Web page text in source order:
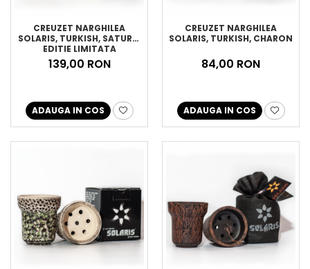
CREUZET NARGHILEA
SOLARIS, TURKISH, SATURN,
EDITIE LIMITATA
139,00 RON
ADAUGA IN COS
CREUZET NARGHILEA
SOLARIS, TURKISH, CHARON
84,00 RON
ADAUGA IN COS